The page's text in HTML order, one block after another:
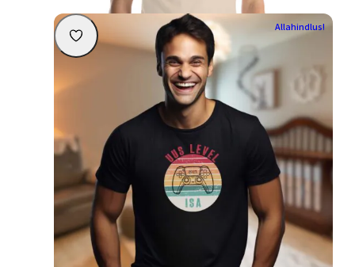
Allahindlus!